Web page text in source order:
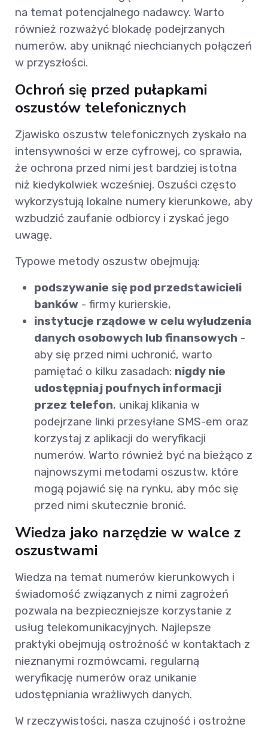
na temat potencjalnego nadawcy. Warto
również rozważyć blokadę podejrzanych
numerów, aby uniknąć niechcianych połączeń
w przyszłości.
Ochroń się przed pułapkami
oszustów telefonicznych
Zjawisko oszustw telefonicznych zyskało na
intensywności w erze cyfrowej, co sprawia,
że ochrona przed nimi jest bardziej istotna
niż kiedykolwiek wcześniej. Oszuści często
wykorzystują lokalne numery kierunkowe, aby
wzbudzić zaufanie odbiorcy i zyskać jego
uwagę.
Typowe metody oszustw obejmują:
podszywanie się pod przedstawicieli
banków - firmy kurierskie,
instytucje rządowe w celu wyłudzenia
danych osobowych lub finansowych -
aby się przed nimi uchronić, warto
pamiętać o kilku zasadach: nigdy nie
udostępniaj poufnych informacji
przez telefon, unikaj klikania w
podejrzane linki przesyłane SMS-em oraz
korzystaj z aplikacji do weryfikacji
numerów. Warto również być na bieżąco z
najnowszymi metodami oszustw, które
mogą pojawić się na rynku, aby móc się
przed nimi skutecznie bronić.
Wiedza jako narzędzie w walce z
oszustwami
Wiedza na temat numerów kierunkowych i
świadomość związanych z nimi zagrożeń
pozwala na bezpieczniejsze korzystanie z
usług telekomunikacyjnych. Najlepsze
praktyki obejmują ostrożność w kontaktach z
nieznanymi rozmówcami, regularną
weryfikację numerów oraz unikanie
udostępniania wrażliwych danych.
W rzeczywistości, nasza czujność i ostrożne